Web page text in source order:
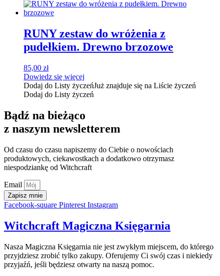
RUNY zestaw do wróżenia z
pudełkiem. Drewno brzozowe
85,00 zł
Dowiedz się więcej
Dodaj do Listy życzeńJuż znajduje się na Liście życzeń
Dodaj do Listy życzeń
Bądź na bieżąco
z naszym newsletterem
Od czasu do czasu napiszemy do Ciebie o nowościach
produktowych, ciekawostkach a dodatkowo otrzymasz
niespodziankę od Witchcraft
Email
Zapisz mnie
Facebook-square Pinterest Instagram
Witchcraft Magiczna Księgarnia
Nasza Magiczna Księgarnia nie jest zwykłym miejscem, do którego
przyjdziesz zrobić tylko zakupy. Oferujemy Ci swój czas i niekiedy
przyjaźń, jeśli będziesz otwarty na naszą pomoc.